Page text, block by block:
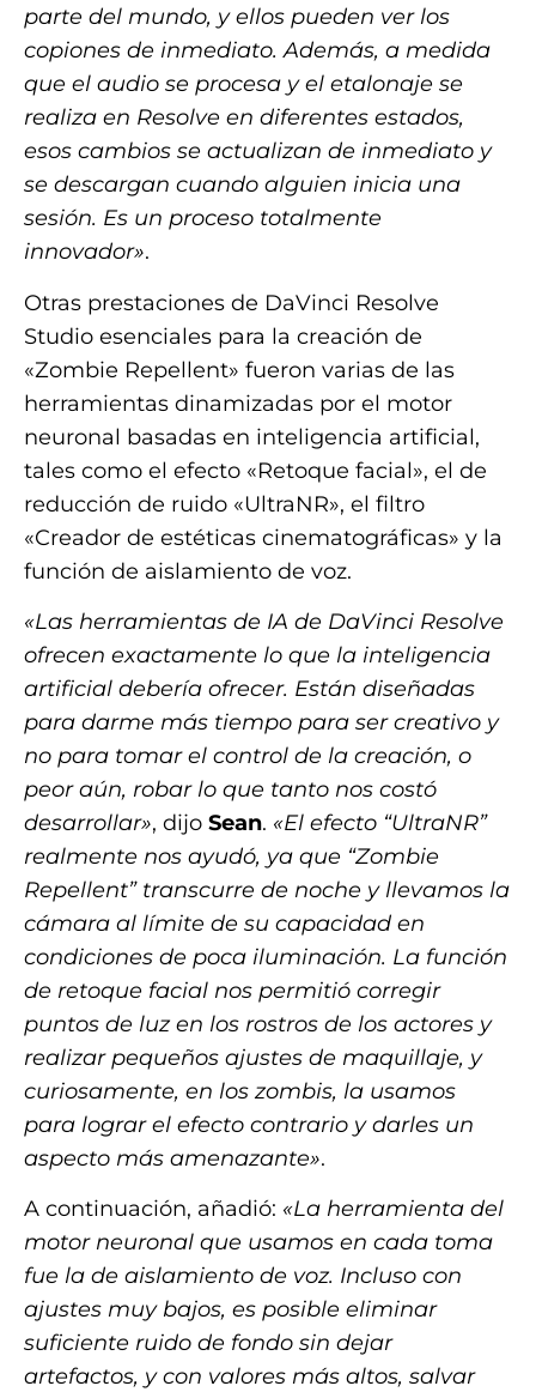
parte del mundo, y ellos pueden ver los
copiones de inmediato. Además, a medida
que el audio se procesa y el etalonaje se
realiza en Resolve en diferentes estados,
esos cambios se actualizan de inmediato y
se descargan cuando alguien inicia una
sesión. Es un proceso totalmente
innovador».
Otras prestaciones de DaVinci Resolve
Studio esenciales para la creación de
«Zombie Repellent» fueron varias de las
herramientas dinamizadas por el motor
neuronal basadas en inteligencia artificial,
tales como el efecto «Retoque facial», el de
reducción de ruido «UltraNR», el filtro
«Creador de estéticas cinematográficas» y la
función de aislamiento de voz.
«Las herramientas de IA de DaVinci Resolve
ofrecen exactamente lo que la inteligencia
artificial debería ofrecer. Están diseñadas
para darme más tiempo para ser creativo y
no para tomar el control de la creación, o
peor aún, robar lo que tanto nos costó
desarrollar», dijo Sean. «El efecto “UltraNR”
realmente nos ayudó, ya que “Zombie
Repellent” transcurre de noche y llevamos la
cámara al límite de su capacidad en
condiciones de poca iluminación. La función
de retoque facial nos permitió corregir
puntos de luz en los rostros de los actores y
realizar pequeños ajustes de maquillaje, y
curiosamente, en los zombis, la usamos
para lograr el efecto contrario y darles un
aspecto más amenazante».
A continuación, añadió: «La herramienta del
motor neuronal que usamos en cada toma
fue la de aislamiento de voz. Incluso con
ajustes muy bajos, es posible eliminar
suficiente ruido de fondo sin dejar
artefactos, y con valores más altos, salvar